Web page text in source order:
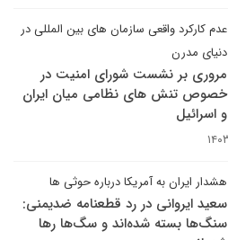
عدم کارکرد واقعی سازمان های بین المللی در
دنیای مدرن
مروری بر نشست شورای امنیت در
خصوص تنش های نظامی میان ایران
و اسرائیل
هشدار ایران به آمریکا درباره حوثی ها
سعید ایروانی در رد قطعنامه ضدیمنی:
سنگ‌ها بسته شده‌اند و سگ‌ها رها